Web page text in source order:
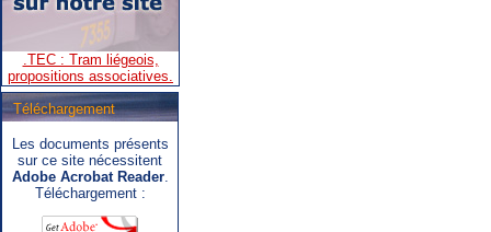
.TEC : Tram liégeois,
propositions associatives.
.SNCB - TEC : Système de
correspondance ARIbus.
Téléchargement
Les documents présents
sur ce site nécessitent
Adobe Acrobat Reader.
Téléchargement :